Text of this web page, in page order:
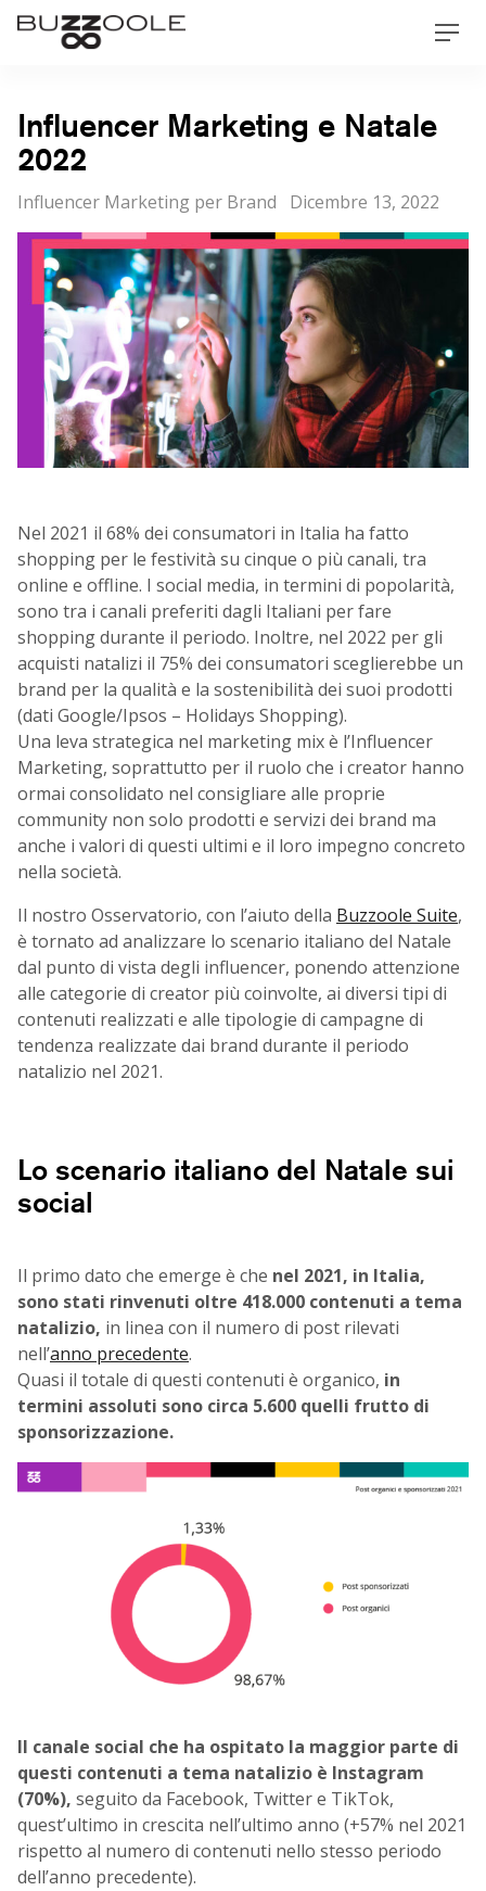
Skip
Buzzoole
Influencer Marketing e Natale
2022
Categorie
Influencer Marketing per Brand
Posted
on
Dicembre 13, 2022
Nel 2021 il 68% dei consumatori in Italia ha fatto
shopping per le festività su cinque o più canali, tra
online e offline. I social media, in termini di popolarità,
sono tra i canali preferiti dagli Italiani per fare
shopping durante il periodo. Inoltre, nel 2022 per gli
acquisti natalizi il 75% dei consumatori sceglierebbe un
brand per la qualità e la sostenibilità dei suoi prodotti
(dati Google/Ipsos – Holidays Shopping).
Una leva strategica nel marketing mix è l’Influencer
Marketing, soprattutto per il ruolo che i creator hanno
ormai consolidato nel consigliare alle proprie
community non solo prodotti e servizi dei brand ma
anche i valori di questi ultimi e il loro impegno concreto
nella società.
Il nostro Osservatorio, con l’aiuto della Buzzoole Suite,
è tornato ad analizzare lo scenario italiano del Natale
dal punto di vista degli influencer, ponendo attenzione
alle categorie di creator più coinvolte, ai diversi tipi di
contenuti realizzati e alle tipologie di campagne di
tendenza realizzate dai brand durante il periodo
natalizio nel 2021.
Lo scenario italiano del Natale sui
social
Il primo dato che emerge è che nel 2021, in Italia,
sono stati rinvenuti oltre 418.000 contenuti a tema
natalizio, in linea con il numero di post rilevati
nell’anno precedente.
Quasi il totale di questi contenuti è organico, in
termini assoluti sono circa 5.600 quelli frutto di
sponsorizzazione.
Il canale social che ha ospitato la maggior parte di
questi contenuti a tema natalizio è Instagram
(70%), seguito da Facebook, Twitter e TikTok,
quest’ultimo in crescita nell’ultimo anno (+57% nel 2021
rispetto al numero di contenuti nello stesso periodo
dell’anno precedente).